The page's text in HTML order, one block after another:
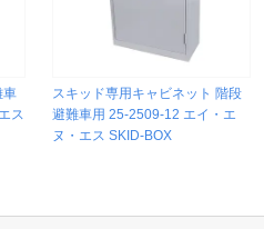
車
ス
スキッド専用キャビネット 階段
避難車用 25-2509-12 エイ・エ
ヌ・エス SKID-BOX